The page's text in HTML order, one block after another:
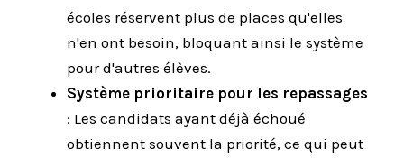
écoles réservent plus de places qu'elles
n'en ont besoin, bloquant ainsi le système
pour d'autres élèves.
Système prioritaire pour les repassages
: Les candidats ayant déjà échoué
obtiennent souvent la priorité, ce qui peut